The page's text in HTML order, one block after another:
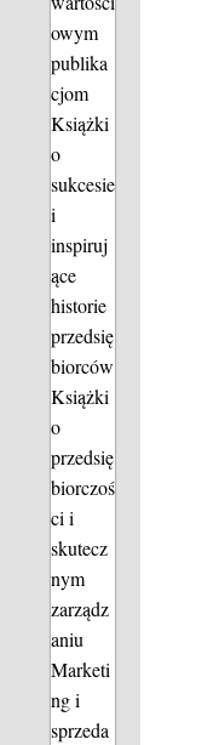
owym
publika
cjom
Książki
o
sukcesie
i
inspiruj
ące
historie
przedsię
biorców
Książki
o
przedsię
biorczoś
ci i
skutecz
nym
zarządz
aniu
Marketi
ng i
sprzeda